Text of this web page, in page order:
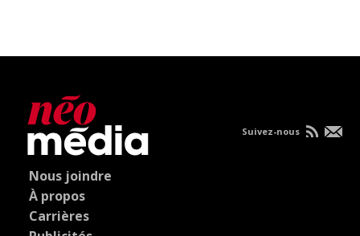
Nous joindre
À propos
Carrières
Suivez-nous